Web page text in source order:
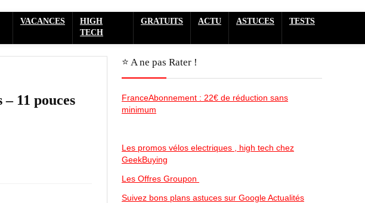
VACANCES
HIGH
TECH
GRATUITS ACTU ASTUCES TESTS
11 pouces
⭐️ A ne pas Rater !
FranceAbonnement : 22€ de réduction sans
minimum
Les promos vélos electriques , high tech chez
GeekBuying
Les Offres Groupon
Suivez bons plans astuces sur Google Actualités